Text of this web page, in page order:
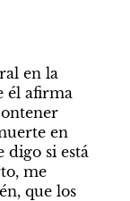
en la
él afirma
en
digo si está
me
que los